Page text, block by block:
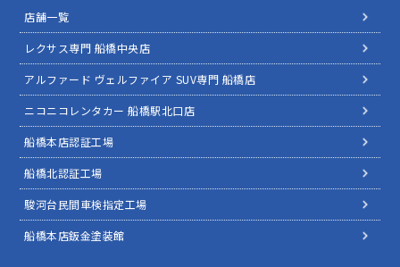
店舗一覧
レクサス専門 船橋中央店
アルファード ヴェルファイア SUV専門 船橋店
ニコニコレンタカー 船橋駅北口店
船橋本店認証工場
船橋北認証工場
駿河台民間車検指定工場
船橋本店鈑金塗装館